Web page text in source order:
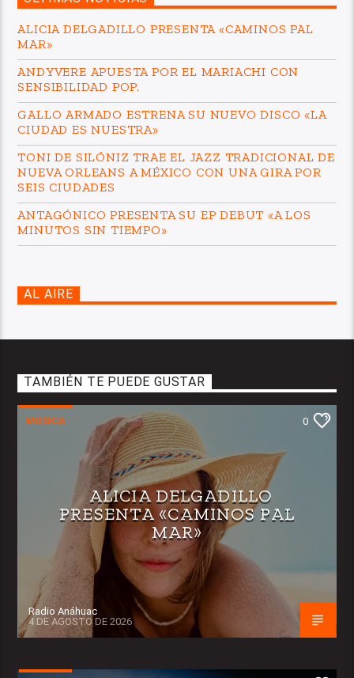
ALICIA DELGADILLO PRESENTA «CAMINOS PAL
MAR»
ANDYVERE APUESTA POR EL MARIACHI CON
SENSIBILIDAD POP.
GALLO ARMADO ESTRENA SU NUEVO DISCO «LA
CIUDAD ES NUESTRA»
TONI DE SILÓNIZ TRAE EL JAZZ TRADICIONAL DE
NUEVA ORLEANS A MÉXICO CON UNA GIRA POR
SEIS CIUDADES
ANTAGÓNICO PRESENTA SU EP DEBUT «A LOS
MINUTOS SIN TIEMPO»
AL AIRE
TAMBIÉN TE PUEDE GUSTAR
MÚSICA 0
ALICIA DELGADILLO
PRESENTA «CAMINOS PAL
MAR»
Radio Anáhuac
4 DE AGOSTO DE 2026